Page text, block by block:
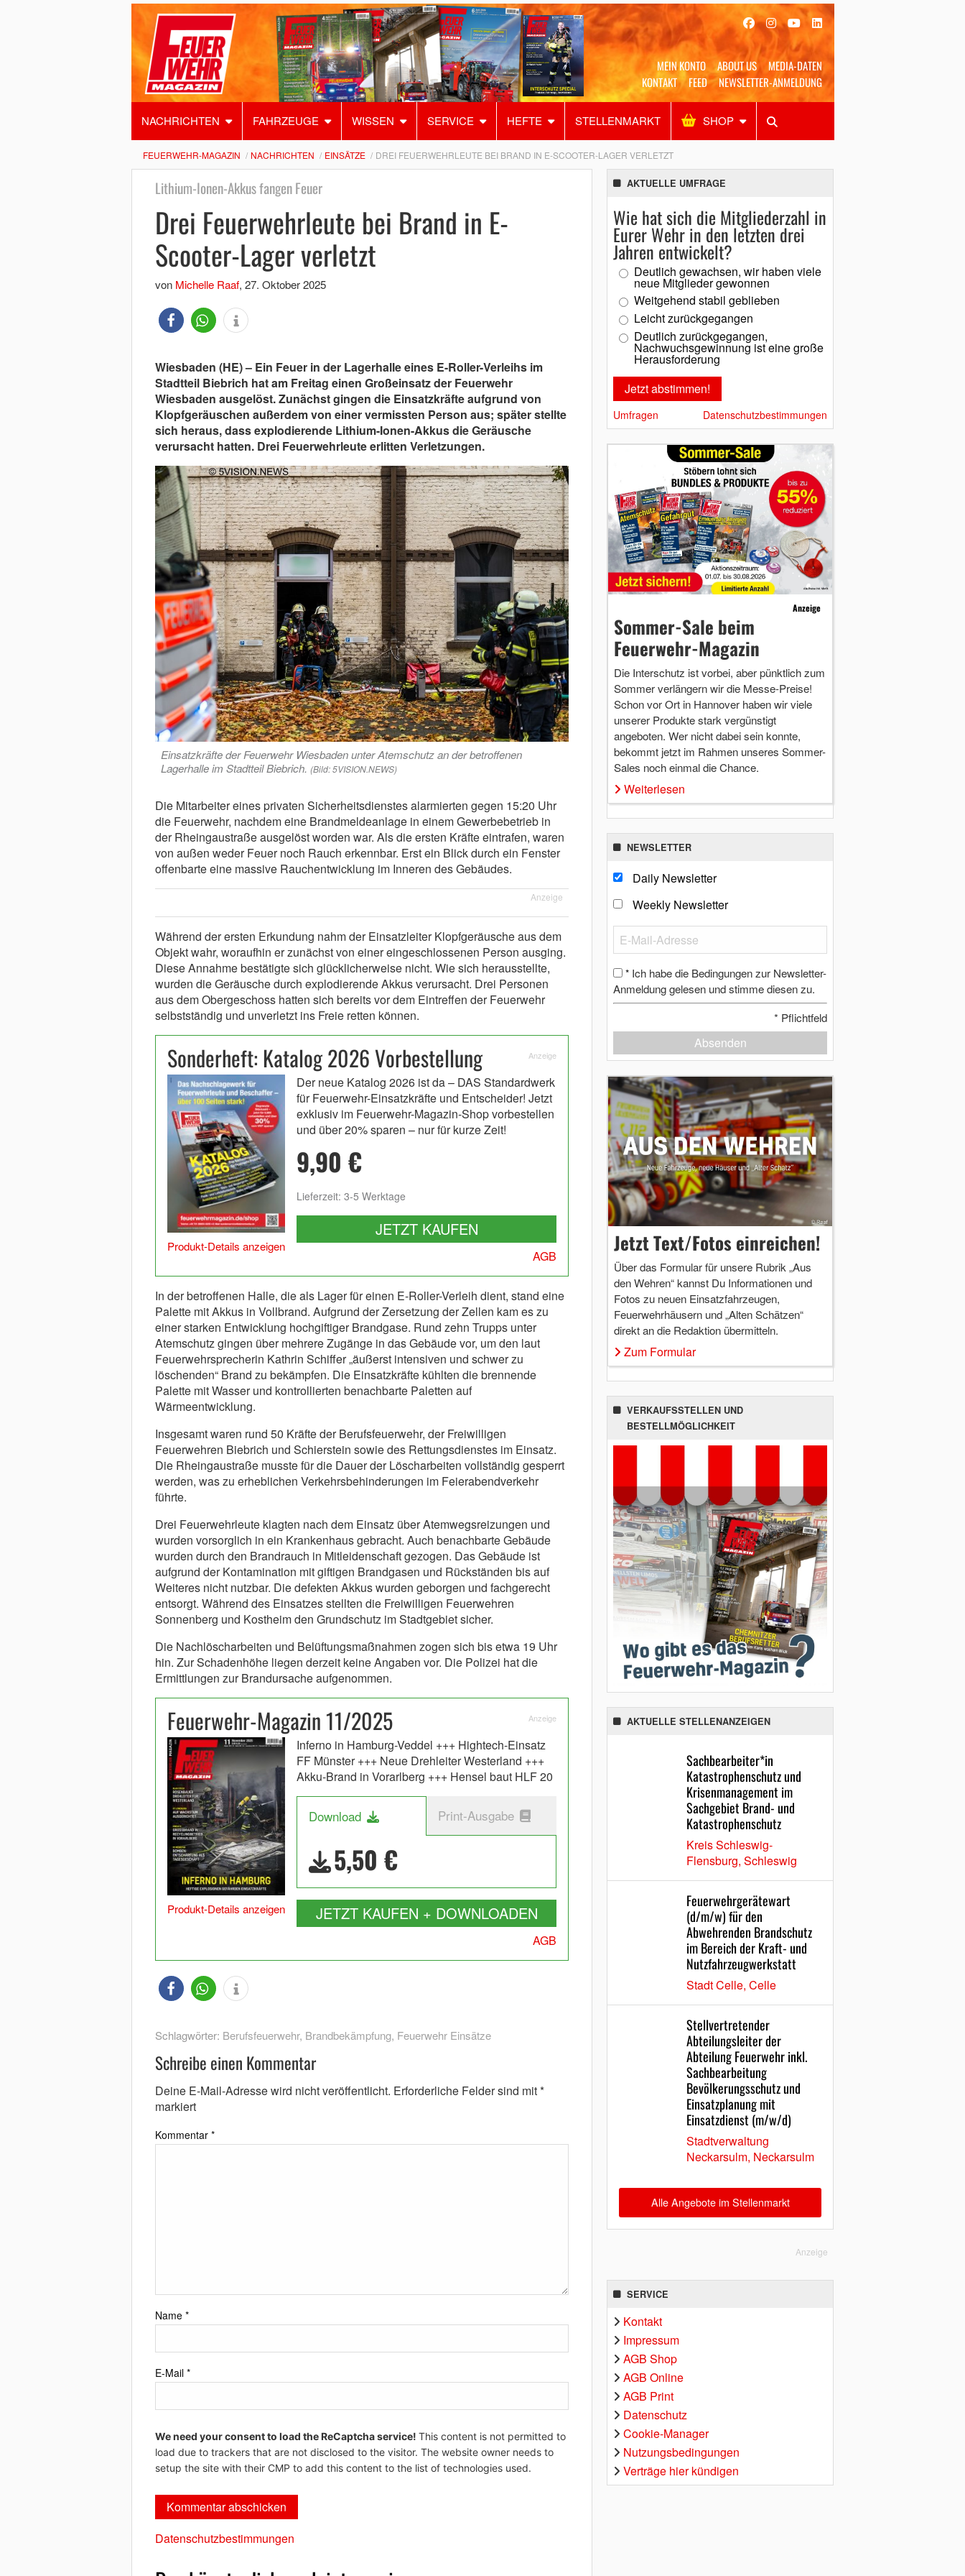
MEIN KONTO ABOUT US
MEDIA-DATEN
KONTAKT
FEED NEWSLETTER-ANMELDUNG
NACHRICHTEN FAHRZEUGE WISSEN SERVICE HEFTE STELLENMARKT SHOP
Alles Shop SUCHEN
FEUERWEHR-MAGAZIN NACHRICHTEN EINSÄTZE DREI FEUERWEHRLEUTE BEI BRAND IN E-SCOOTER-LAGER VERLETZT
Lithium-Ionen-Akkus fangen Feuer
Drei Feuerwehrleute bei Brand in E-
Scooter-Lager verletzt
von Michelle Raaf, 27. Oktober 2025
Wiesbaden (HE) – Ein Feuer in der Lagerhalle eines E-Roller-Verleihs im
Stadtteil Biebrich hat am Freitag einen Großeinsatz der Feuerwehr
Wiesbaden ausgelöst. Zunächst gingen die Einsatzkräfte aufgrund von
Klopfgeräuschen außerdem von einer vermissten Person aus; später stellte
sich heraus, dass explodierende Lithium-Ionen-Akkus die Geräusche
verursacht hatten. Drei Feuerwehrleute erlitten Verletzungen.
Einsatzkräfte der Feuerwehr Wiesbaden unter Atemschutz an der betroffenen
Lagerhalle im Stadtteil Biebrich. (Bild: 5VISION.NEWS)
Die Mitarbeiter eines privaten Sicherheitsdienstes alarmierten gegen 15:20 Uhr
die Feuerwehr, nachdem eine Brandmeldeanlage in einem Gewerbebetrieb in
der Rheingaustraße ausgelöst worden war. Als die ersten Kräfte eintrafen, waren
von außen weder Feuer noch Rauch erkennbar. Erst ein Blick durch ein Fenster
offenbarte eine massive Rauchentwicklung im Inneren des Gebäudes.
Anzeige
Während der ersten Erkundung nahm der Einsatzleiter Klopfgeräusche aus dem
Objekt wahr, woraufhin er zunächst von einer eingeschlossenen Person ausging.
Diese Annahme bestätigte sich glücklicherweise nicht. Wie sich herausstellte,
wurden die Geräusche durch explodierende Akkus verursacht. Drei Personen
aus dem Obergeschoss hatten sich bereits vor dem Eintreffen der Feuerwehr
selbstständig und unverletzt ins Freie retten können.
Sonderheft: Katalog 2026 Vorbestellung Anzeige
Produkt-Details anzeigen
Der neue Katalog 2026 ist da – DAS Standardwerk
für Feuerwehr-Einsatzkräfte und Entscheider! Jetzt
exklusiv im Feuerwehr-Magazin-Shop vorbestellen
und über 20% sparen – nur für kurze Zeit!
9,90 €
Lieferzeit: 3-5 Werktage
JETZT KAUFEN
AGB
In der betroffenen Halle, die als Lager für einen E-Roller-Verleih dient, stand eine
Palette mit Akkus in Vollbrand. Aufgrund der Zersetzung der Zellen kam es zu
einer starken Entwicklung hochgiftiger Brandgase. Rund zehn Trupps unter
Atemschutz gingen über mehrere Zugänge in das Gebäude vor, um den laut
Feuerwehrsprecherin Kathrin Schiffer „äußerst intensiven und schwer zu
löschenden“ Brand zu bekämpfen. Die Einsatzkräfte kühlten die brennende
Palette mit Wasser und kontrollierten benachbarte Paletten auf
Wärmeentwicklung.
Insgesamt waren rund 50 Kräfte der Berufsfeuerwehr, der Freiwilligen
Feuerwehren Biebrich und Schierstein sowie des Rettungsdienstes im Einsatz.
Die Rheingaustraße musste für die Dauer der Löscharbeiten vollständig gesperrt
werden, was zu erheblichen Verkehrsbehinderungen im Feierabendverkehr
führte.
Drei Feuerwehrleute klagten nach dem Einsatz über Atemwegsreizungen und
wurden vorsorglich in ein Krankenhaus gebracht. Auch benachbarte Gebäude
wurden durch den Brandrauch in Mitleidenschaft gezogen. Das Gebäude ist
aufgrund der Kontamination mit giftigen Brandgasen und Rückständen bis auf
Weiteres nicht nutzbar. Die defekten Akkus wurden geborgen und fachgerecht
entsorgt. Während des Einsatzes stellten die Freiwilligen Feuerwehren
Sonnenberg und Kostheim den Grundschutz im Stadtgebiet sicher.
Die Nachlöscharbeiten und Belüftungsmaßnahmen zogen sich bis etwa 19 Uhr
hin. Zur Schadenhöhe liegen derzeit keine Angaben vor. Die Polizei hat die
Ermittlungen zur Brandursache aufgenommen.
Feuerwehr-Magazin 11/2025 Anzeige
Produkt-Details anzeigen
Inferno in Hamburg-Veddel +++ Hightech-Einsatz
FF Münster +++ Neue Drehleiter Westerland +++
Akku-Brand in Vorarlberg +++ Hensel baut HLF 20
Download Print-Ausgabe
5,50 €
JETZT KAUFEN + DOWNLOADEN
AGB
Schlagwörter: Berufsfeuerwehr, Brandbekämpfung, Feuerwehr Einsätze
Schreibe einen Kommentar
Deine E-Mail-Adresse wird nicht veröffentlicht. Erforderliche Felder sind mit*
markiert
Kommentar *
Name *
E-Mail *
We need your consent to load the ReCaptcha service! This content is not permitted to
load due to trackers that are not disclosed to the visitor. The website owner needs to
setup the site with their CMP to add this content to the list of technologies used.
Datenschutzbestimmungen
AKTUELLE UMFRAGE
Wie hat sich die Mitgliederzahl in
Eurer Wehr in den letzten drei
Jahren entwickelt?
Deutlich gewachsen, wir haben viele
neue Mitglieder gewonnen
Weitgehend stabil geblieben
Leicht zurückgegangen
Deutlich zurückgegangen,
Nachwuchsgewinnung ist eine große
Herausforderung
Umfragen Datenschutzbestimmungen
Anzeige
Sommer-Sale beim
Feuerwehr-Magazin
Die Interschutz ist vorbei, aber pünktlich zum
Sommer verlängern wir die Messe-Preise!
Schon vor Ort in Hannover haben wir viele
unserer Produkte stark vergünstigt
angeboten. Wer nicht dabei sein konnte,
bekommt jetzt im Rahmen unseres Sommer-
Sales noch einmal die Chance.
Weiterlesen
NEWSLETTER
Daily Newsletter
Weekly Newsletter
* Ich habe die Bedingungen zur Newsletter-
Anmeldung gelesen und stimme diesen zu.
* Pflichtfeld
Absenden
Jetzt Text/Fotos einreichen!
Über das Formular für unsere Rubrik „Aus
den Wehren“ kannst Du Informationen und
Fotos zu neuen Einsatzfahrzeugen,
Feuerwehrhäusern und „Alten Schätzen“
direkt an die Redaktion übermitteln.
Zum Formular
VERKAUFSSTELLEN UND
BESTELLMÖGLICHKEIT
AKTUELLE STELLENANZEIGEN
Sachbearbeiter*in
Katastrophenschutz und
Krisenmanagement im
Sachgebiet Brand- und
Katastrophenschutz
Kreis Schleswig-
Flensburg, Schleswig
Feuerwehrgerätewart
(d/m/w) für den
Abwehrenden Brandschutz
im Bereich der Kraft- und
Nutzfahrzeugwerkstatt
Stadt Celle, Celle
Stellvertretender
Abteilungsleiter der
Abteilung Feuerwehr inkl.
Sachbearbeitung
Bevölkerungsschutz und
Einsatzplanung mit
Einsatzdienst (m/w/d)
Stadtverwaltung
Neckarsulm, Neckarsulm
Alle Angebote im Stellenmarkt
Anzeige
SERVICE
Kontakt
Impressum
AGB Shop
AGB Online
AGB Print
Datenschutz
Cookie-Manager
Nutzungsbedingungen
Verträge hier kündigen